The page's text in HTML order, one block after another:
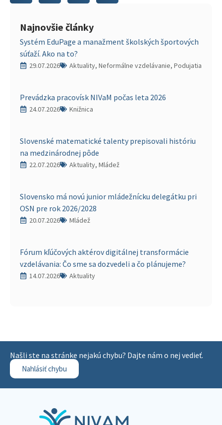
Najnovšie články
Systém EduPage a manažment školských športových
súťaží. Ako na to?
29.07.2026 Aktuality, Neformálne vzdelávanie, Podujatia
Prevádzka pracovísk NIVaM počas leta 2026
24.07.2026 Knižnica
Slovenské matematické talenty prepisovali históriu
na medzinárodnej pôde
22.07.2026 Aktuality, Mládež
Slovensko má novú junior mládežnícku delegátku pri
OSN pre rok 2026/2028
20.07.2026 Mládež
Fórum kľúčových aktérov digitálnej transformácie
vzdelávania: Čo sme sa dozvedeli a čo plánujeme?
14.07.2026 Aktuality
Našli ste na stránke nejakú chybu? Dajte nám o nej vedieť.
Nahlásiť chybu